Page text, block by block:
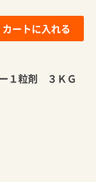
カートに入れる
１粒剤 ３ＫＧ